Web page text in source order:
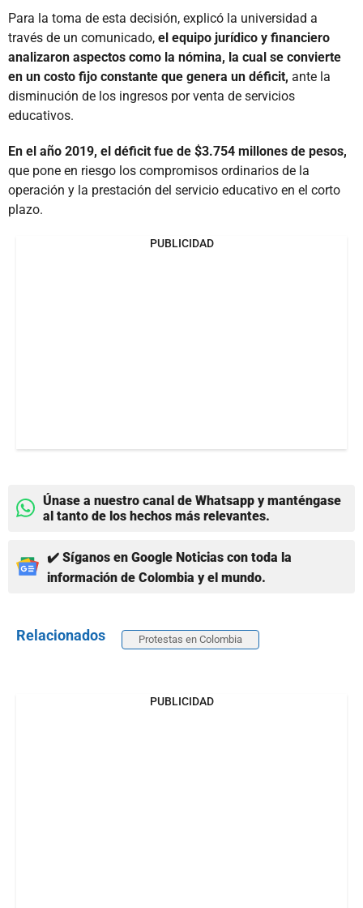
Para la toma de esta decisión, explicó la universidad a
través de un comunicado, el equipo jurídico y financiero
analizaron aspectos como la nómina, la cual se convierte
en un costo fijo constante que genera un déficit, ante la
disminución de los ingresos por venta de servicios
educativos.
En el año 2019, el déficit fue de $3.754 millones de pesos,
que pone en riesgo los compromisos ordinarios de la
operación y la prestación del servicio educativo en el corto
plazo.
PUBLICIDAD
Únase a nuestro canal de Whatsapp y manténgase
al tanto de los hechos más relevantes.
✔️ Síganos en Google Noticias con toda la
información de Colombia y el mundo.
Relacionados Protestas en Colombia
PUBLICIDAD